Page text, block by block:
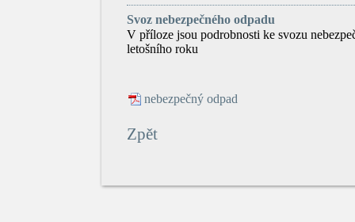
Svoz nebezpečného odpadu
V příloze jsou podrobnosti ke svozu
letošního roku
nebezpečný odpad
Zpět